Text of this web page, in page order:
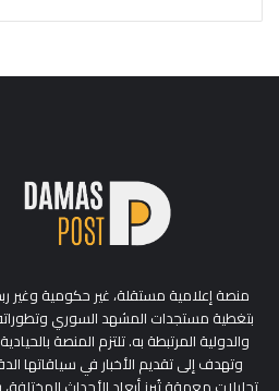
منصة إعلامية مستقلة، غير حكومية وغير
بتغطية مستجدات المشهد السوري وتطوراته
والدولية المرتبطة به. تلتزم المنصة
وتهدف إلى تقديم الأخبار في سياقاتها